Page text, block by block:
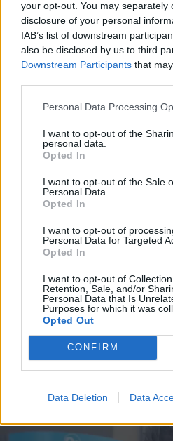
your opt-out. You may separately
disclosure of your personal
IAB’s list of downstream
also be disclosed by us to third
Downstream Participants that
Personal Data Processing
I want to opt-out of the
personal data.
Opted In
I want to opt-out of the Sale
Personal Data.
Opted In
I want to opt-out of
Personal Data for Targeted
Opted In
I want to opt-out of
Retention, Sale, and/or
Personal Data that Is
Purposes for which it was
Opted Out
CONFIRM
Data Deletion Data